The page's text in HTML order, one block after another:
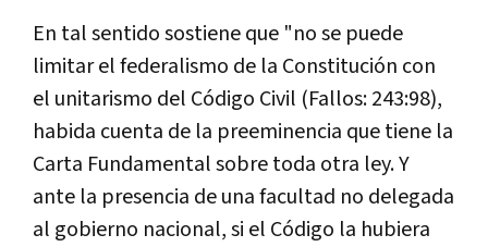
En tal sentido sostiene que "no se puede
limitar el federalismo de la Constitución con
el unitarismo del Código Civil (Fallos: 243:98),
habida cuenta de la preeminencia que tiene la
Carta Fundamental sobre toda otra ley. Y
ante la presencia de una facultad no delegada
al gobierno nacional, si el Código la hubiera